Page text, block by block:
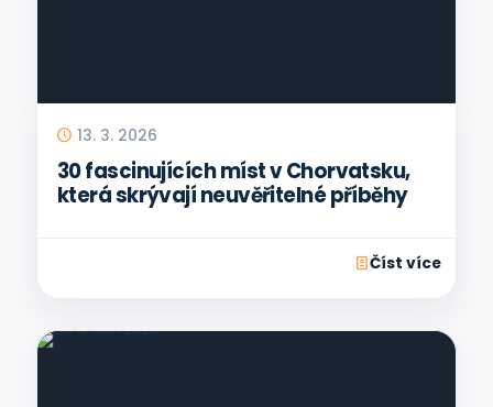
13. 3. 2026
30 fascinujících míst v Chorvatsku,
která skrývají neuvěřitelné příběhy
Číst více